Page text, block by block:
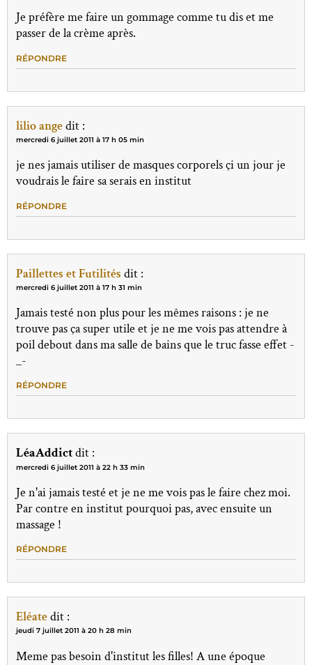
Je préfère me faire un gommage comme tu dis et me
passer de la crème après.
RÉPONDRE
lilio angedit :
mercredi 6 juillet 2011 à 17 h 05 min
je nes jamais utiliser de masques corporels çi un jour je
voudrais le faire sa serais en institut
RÉPONDRE
Paillettes et Futilités dit :
mercredi 6 juillet 2011 à 17 h 31 min
Jamais testé non plus pour les mêmes raisons : je ne
trouve pas ça super utile et je ne me vois pas attendre à
poil debout dans ma salle de bains que le truc fasse effet -
_-
RÉPONDRE
LéaAddictdit :
mercredi 6 juillet 2011 à 22 h 33 min
Je n'ai jamais testé et je ne me vois pas le faire chez moi.
Par contre en institut pourquoi pas, avec ensuite un
massage !
RÉPONDRE
Eléatedit :
jeudi 7 juillet 2011 à 20 h 28 min
Meme pas besoin d'institut les filles! A une époque